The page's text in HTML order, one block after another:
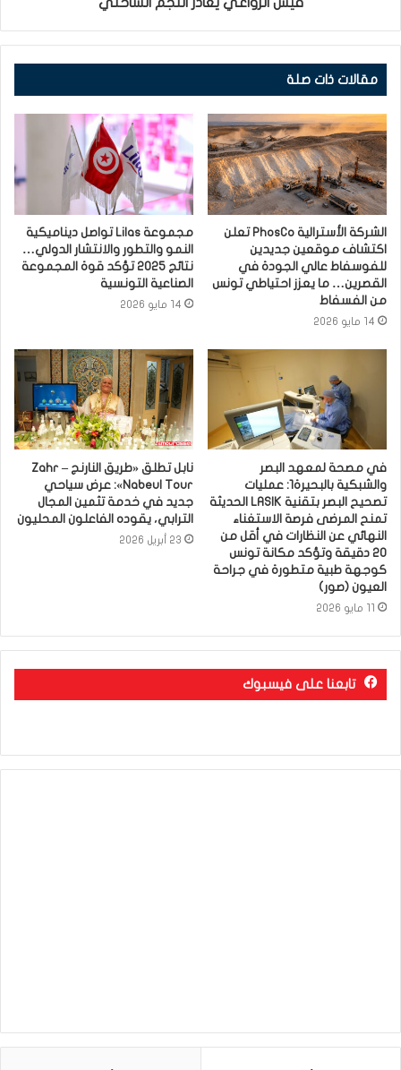
مقالات ذات صلة
الشركة الأسترالية PhosCo تعلن
اكتشاف موقعين جديدين
للفوسفاط عالي الجودة في
القصرين… ما يعزز احتياطي تونس
من الفسفاط
14 مايو 2026
مجموعة Lilas تواصل ديناميكية
النمو والتطور والانتشار الدولي…
نتائج 2025 تؤكد قوة المجموعة
الصناعية التونسية
14 مايو 2026
في مصحة لمعهد البصر
والشبكية بالبحيرة1: عمليات
تصحيح البصر بتقنية LASIK الحديثة
تمنح المرضى فرصة الاستغناء
النهائي عن النظارات في أقل من
20 دقيقة وتؤكد مكانة تونس
كوجهة طبية متطورة في جراحة
العيون (صور)
11 مايو 2026
نابل تطلق «طريق النارنج – Zahr
Nabeul Tour»: عرض سياحي
جديد في خدمة تثمين المجال
الترابي، يقوده الفاعلون المحليون
23 أبريل 2026
تابعنا على فيسبوك